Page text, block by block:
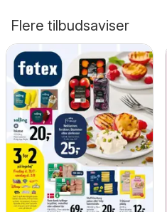
Flere tilbudsaviser